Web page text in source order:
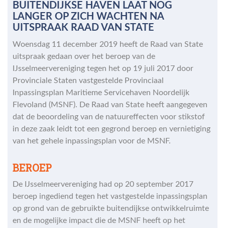
BUITENDIJKSE HAVEN LAAT NOG
LANGER OP ZICH WACHTEN NA
UITSPRAAK RAAD VAN STATE
Woensdag 11 december 2019 heeft de Raad van State
uitspraak gedaan over het beroep van de
IJsselmeervereniging tegen het op 19 juli 2017 door
Provinciale Staten vastgestelde Provinciaal
Inpassingsplan Maritieme Servicehaven Noordelijk
Flevoland (MSNF). De Raad van State heeft aangegeven
dat de beoordeling van de natuureffecten voor stikstof
in deze zaak leidt tot een gegrond beroep en vernietiging
van het gehele inpassingsplan voor de MSNF.
BEROEP
De IJsselmeervereniging had op 20 september 2017
beroep ingediend tegen het vastgestelde inpassingsplan
op grond van de gebruikte buitendijkse ontwikkelruimte
en de mogelijke impact die de MSNF heeft op het